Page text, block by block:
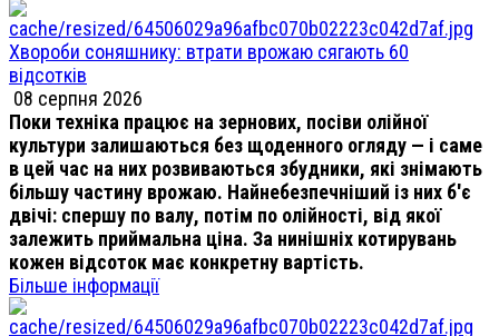
Хвороби соняшнику: втрати врожаю сягають 60
відсотків
08 серпня 2026
Поки техніка працює на зернових, посіви олійної
культури залишаються без щоденного огляду — і саме
в цей час на них розвиваються збудники, які знімають
більшу частину врожаю. Найнебезпечніший із них б'є
двічі: спершу по валу, потім по олійності, від якої
залежить приймальна ціна. За нинішніх котирувань
кожен відсоток має конкретну вартість.
Більше інформації